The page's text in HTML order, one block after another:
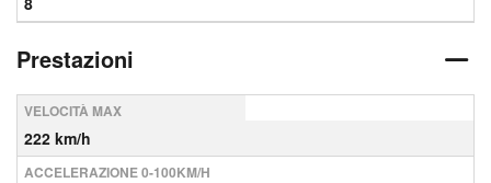
Prestazioni
VELOCITÀ MAX
222 km/h
ACCELERAZIONE 0-100KM/H